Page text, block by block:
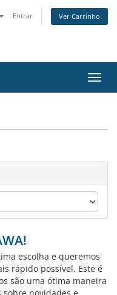
Entrar Ver Carrinho
escolha e queremos
rápido possível. Este é
são uma ótima maneira